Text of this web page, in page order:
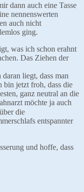
dann auch eine Tasse
nennenswerten
auch nicht
ging.
was ich schon erahnt
Das Ziehen der
liegt, dass man
bin jetzt froh, dass die
ganz neutral an die
möchte ja auch
die
entspannter
und hoffe, dass